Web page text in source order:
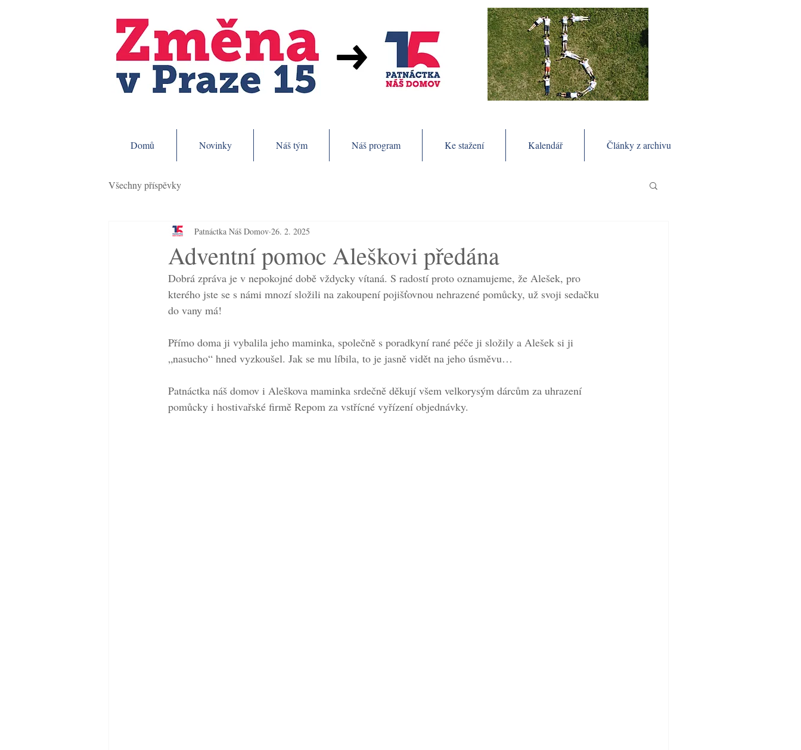
Domů Novinky Náš tým Náš program Ke stažení Kalendář Články z archivu
Všechny příspěvky
Adventní pomoc Aleškovi předána
Patnáctka Náš Domov 26. 2. 2025
Dobrá zpráva je v nepokojné době vždycky vítaná. S radostí proto oznamujeme, že Alešek, pro
kterého jste se s námi mnozí složili na zakoupení pojišťovnou nehrazené pomůcky, už svoji sedačku
do vany má!
Přímo doma ji vybalila jeho maminka, společně s poradkyní rané péče ji složily a Alešek si ji
„nasucho“ hned vyzkoušel. Jak se mu líbila, to je jasně vidět na jeho úsměvu…
Patnáctka náš domov i Aleškova maminka srdečně děkují všem velkorysým dárcům za uhrazení
pomůcky i hostivařské firmě Repom za vstřícné vyřízení objednávky.